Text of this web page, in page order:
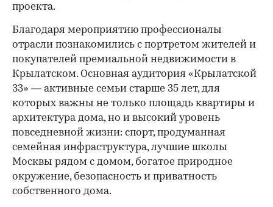
проекта.
Благодаря мероприятию профессионалы
отрасли познакомились с портретом жителей и
покупателей премиальной недвижимости в
Крылатском. Основная аудитория «Крылатской
33» — активные семьи старше 35 лет, для
которых важны не только площадь квартиры и
архитектура дома, но и высокий уровень
повседневной жизни: спорт, продуманная
семейная инфраструктура, лучшие школы
Москвы рядом с домом, богатое природное
окружение, безопасность и приватность
собственного дома.